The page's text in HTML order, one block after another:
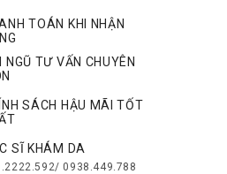
TOÁN KHI NHẬN
NGŨ TƯ VẤN CHUYÊN
SÁCH HẬU MÃI TỐT
SĨ KHÁM DA
0938.449.788